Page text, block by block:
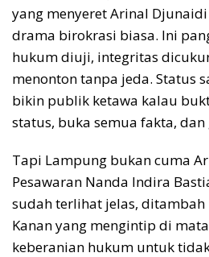
yang menyeret Arinal
drama birokrasi biasa. Ini
hukum diuji, integritas
menonton tanpa jeda. Status
bikin publik ketawa kalau
status, buka semua fakta,
Tapi Lampung bukan cuma
Pesawaran Nanda Indira
sudah terlihat jelas, ditambah
Kanan yang mengintip di
keberanian hukum untuk